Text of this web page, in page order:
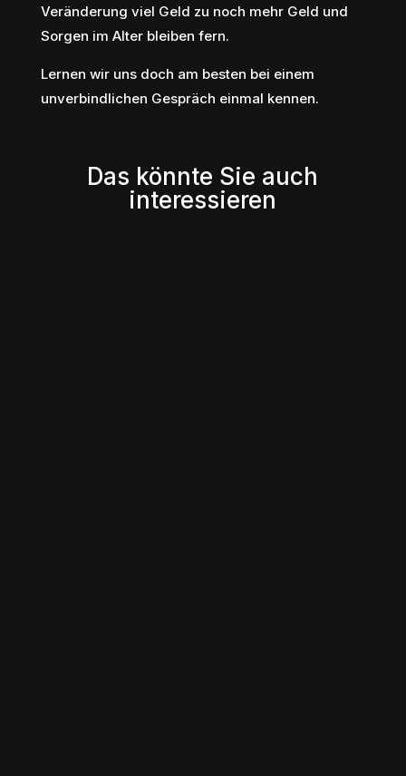
Veränderung viel Geld zu noch mehr Geld und
Sorgen im Alter bleiben fern.
Lernen wir uns doch am besten bei einem
unverbindlichen Gespräch einmal kennen.
Das könnte Sie auch
interessieren